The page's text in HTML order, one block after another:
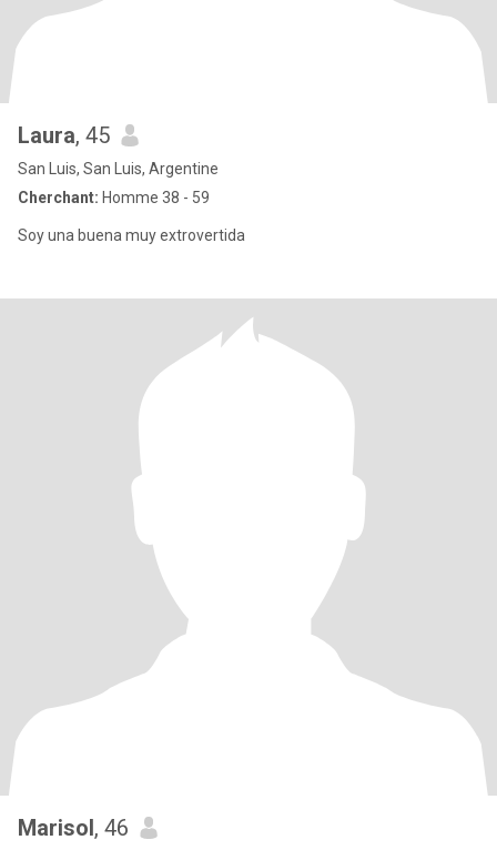
Laura, 45
San Luis, San Luis, Argentine
Cherchant: Homme 38 - 59
Soy una buena muy extrovertida
Marisol, 46